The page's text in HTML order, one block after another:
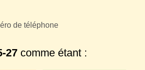
de téléphone
27 comme étant :